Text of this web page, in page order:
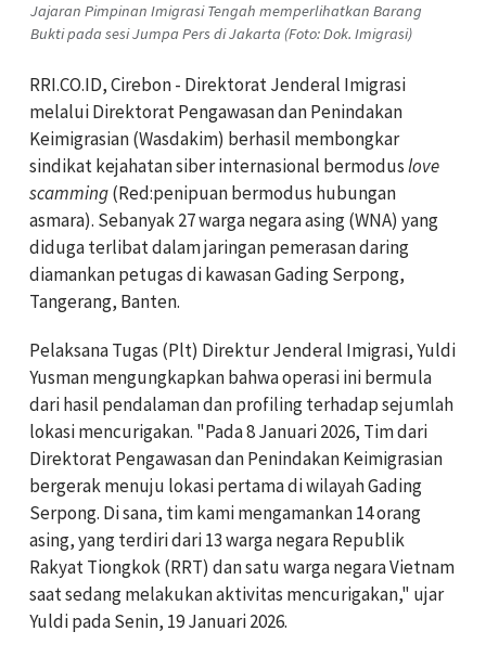
Jajaran Pimpinan Imigrasi Tengah memperlihatkan Barang
Bukti pada sesi Jumpa Pers di Jakarta (Foto: Dok. Imigrasi)
RRI.CO.ID, Cirebon - Direktorat Jenderal Imigrasi
melalui Direktorat Pengawasan dan Penindakan
Keimigrasian (Wasdakim) berhasil membongkar
sindikat kejahatan siber internasional bermoduslove
scamming(Red:penipuan bermodus hubungan
asmara). Sebanyak 27 warga negara asing (WNA) yang
diduga terlibat dalam jaringan pemerasan daring
diamankan petugas di kawasan Gading Serpong,
Tangerang, Banten.
Pelaksana Tugas (Plt) Direktur Jenderal Imigrasi, Yuldi
Yusman mengungkapkan bahwa operasi ini bermula
dari hasil pendalaman dan profiling terhadap sejumlah
lokasi mencurigakan. "Pada 8 Januari 2026, Tim dari
Direktorat Pengawasan dan Penindakan Keimigrasian
bergerak menuju lokasi pertama di wilayah Gading
Serpong. Di sana, tim kami mengamankan 14 orang
asing, yang terdiri dari 13 warga negara Republik
Rakyat Tiongkok (RRT) dan satu warga negara Vietnam
saat sedang melakukan aktivitas mencurigakan," ujar
Yuldi pada Senin, 19 Januari 2026.